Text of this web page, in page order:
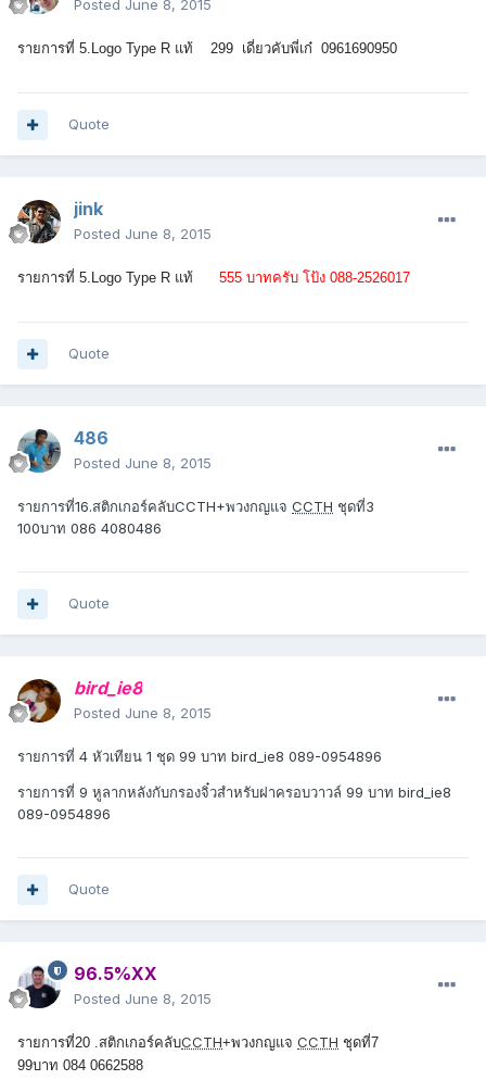
Posted June 8, 2015
รายการที่ 5. Logo Type R แท้ 299 เดี่ยวคับพี่เก๋ 0961690950
Quote
jink
Posted June 8, 2015
รายการที่ 5. Logo Type R แท้ 555 บาทครับ โป้ง 088-2526017
Quote
486
Posted June 8, 2015
รายการที่16.สติกเกอร์คลับCCTH+พวงกญแจ CCTH ชุดที่3
100บาท 086 4080486
Quote
bird_ie8
Posted June 8, 2015
รายการที่ 4 หัวเทียน 1 ชุด 99 บาท bird_ie8 089-0954896
รายการที่ 9 หูลากหลังกับกรองจิ๋วสำหรับฝาครอบวาวล์ 99 บาท bird_ie8
089-0954896
Quote
96.5%XX
Posted June 8, 2015
รายการที่20 .สติกเกอร์คลับCCTH+พวงกญแจ CCTH ชุดที่7
99บาท 084 0662588